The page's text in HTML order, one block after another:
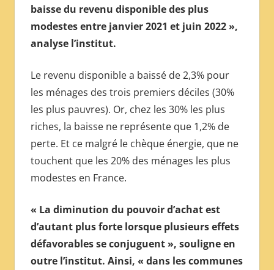
baisse du revenu disponible des plus
modestes entre janvier 2021 et juin 2022 »,
analyse l’institut.
Le revenu disponible a baissé de 2,3% pour
les ménages des trois premiers déciles (30%
les plus pauvres). Or, chez les 30% les plus
riches, la baisse ne représente que 1,2% de
perte. Et ce malgré le chèque énergie, que ne
touchent que les 20% des ménages les plus
modestes en France.
« La diminution du pouvoir d’achat est
d’autant plus forte lorsque plusieurs effets
défavorables se conjuguent », souligne en
outre l’institut. Ainsi, « dans les communes